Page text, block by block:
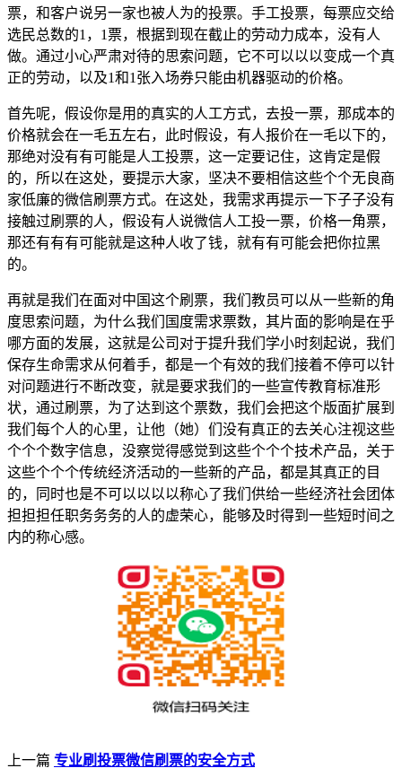
票，和客户说另一家也被人为的投票。手工投票，每票应交给
选民总数的1，1票，根据到现在截止的劳动力成本，没有人
做。通过小心严肃对待的思索问题，它不可以以以变成一个真
正的劳动，以及1和1张入场券只能由机器驱动的价格。
首先呢，假设你是用的真实的人工方式，去投一票，那成本的
价格就会在一毛五左右，此时假设，有人报价在一毛以下的，
那绝对没有有可能是人工投票，这一定要记住，这肯定是假
的，所以在这处，要提示大家，坚决不要相信这些个个无良商
家低廉的微信刷票方式。在这处，我需求再提示一下子子没有
接触过刷票的人，假设有人说微信人工投一票，价格一角票，
那还有有有可能就是这种人收了钱，就有有可能会把你拉黑
的。
再就是我们在面对中国这个刷票，我们教员可以从一些新的角
度思索问题，为什么我们国度需求票数，其片面的影响是在乎
哪方面的发展，这就是公司对于提升我们学小时刻起说，我们
保存生命需求从何着手，都是一个有效的我们接着不停可以针
对问题进行不断改变，就是要求我们的一些宣传教育标准形
状，通过刷票，为了达到这个票数，我们会把这个版面扩展到
我们每个人的心里，让他（她）们没有真正的去关心注视这些
个个个数字信息，没察觉得感觉到这些个个个技术产品，关于
这些个个个传统经济活动的一些新的产品，都是其真正的目
的，同时也是不可以以以以称心了我们供给一些经济社会团体
担担担任职务务务的人的虚荣心，能够及时得到一些短时间之
内的称心感。
上一篇 专业刷投票微信刷票的安全方式